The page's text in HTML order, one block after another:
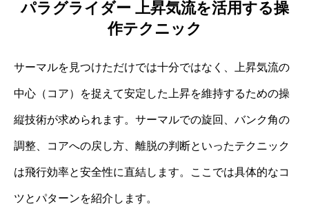
パラグライダー 上昇気流を活用する操
作テクニック
サーマルを見つけただけでは十分ではなく、上昇気流の
中心（コア）を捉えて安定した上昇を維持するための操
縦技術が求められます。サーマルでの旋回、バンク角の
調整、コアへの戻し方、離脱の判断といったテクニック
は飛行効率と安全性に直結します。ここでは具体的なコ
ツとパターンを紹介します。